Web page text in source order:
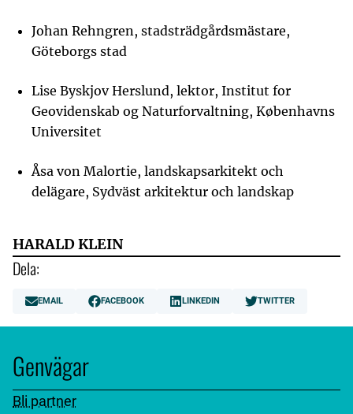
Johan Rehngren, stadsträdgårdsmästare,
Göteborgs stad
Lise Byskjov Herslund, lektor, Institut for
Geovidenskab og Naturforvaltning, Københavns
Universitet
Åsa von Malortie, landskapsarkitekt och
delägare, Sydväst arkitektur och landskap
HARALD KLEIN
Dela:
EMAIL FACEBOOK LINKEDIN TWITTER
Genvägar
Bli partner